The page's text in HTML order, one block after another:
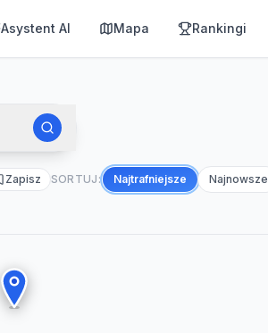
Asystent AI Mapa Rankingi
Zapisz SORTUJ: Najtrafniejsze Najnowsze